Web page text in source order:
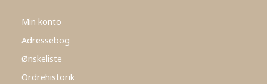
Min konto
Adressebog
Ønskeliste
Ordrehistorik